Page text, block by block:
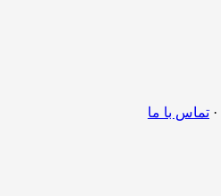
· تماس با ما